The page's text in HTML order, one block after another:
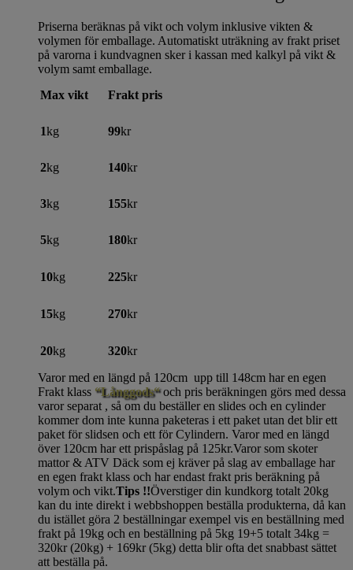
Priserna beräknas på vikt och volym inklusive vikten &
volymen för emballage. Automatiskt uträkning av frakt priset
på varorna i kundvagnen sker i kassan med kalkyl på vikt &
volym samt emballage.
Max vikt
Frakt pris
1kg 99kr
2kg 140kr
3kg 155kr
5kg 180kr
10kg 225kr
15kg 270kr
20kg 320kr
Varor med en längd på 120cm upp till 148cm har en egen
Frakt klass “Långgods“och pris beräkningen görs med dessa
varor separat , så om du beställer en slides och en cylinder
kommer dom inte kunna paketeras i ett paket utan det blir ett
paket för slidsen och ett för Cylindern. Varor med en längd
över 120cm har ett prispåslag på 125kr.Varor som skoter
mattor & ATV Däck som ej kräver på slag av emballage har
en egen frakt klass och har endast frakt pris beräkning på
volym och vikt.Tips !!Överstiger din kundkorg totalt 20kg
kan du inte direkt i webbshoppen beställa produkterna, då kan
du istället göra 2 beställningar exempel vis en beställning med
frakt på 19kg och en beställning på 5kg 19+5 totalt 34kg =
320kr (20kg) + 169kr (5kg) detta blir ofta det snabbast sättet
att beställa på.